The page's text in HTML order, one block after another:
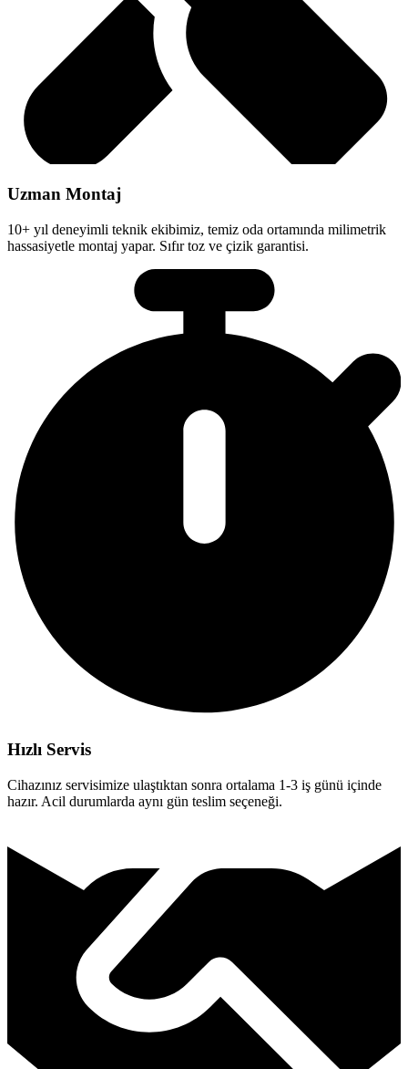
Uzman Montaj
10+ yıl deneyimli teknik ekibimiz, temiz oda ortamında milimetrik
hassasiyetle montaj yapar. Sıfır toz ve çizik garantisi.
Hızlı Servis
Cihazınız servisimize ulaştıktan sonra ortalama 1-3 iş günü içinde
hazır. Acil durumlarda aynı gün teslim seçeneği.